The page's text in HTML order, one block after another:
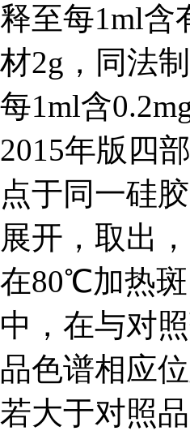
释至每1ml含
材2g，同法
每1ml含
2015年版四
点于同一硅
展开，取出
在80℃加热斑
中，在与对
品色谱相应
若大于对照